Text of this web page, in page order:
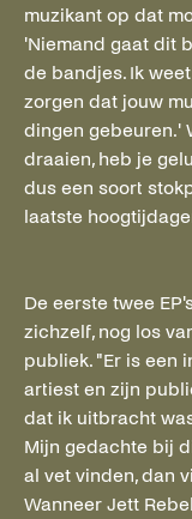
muzikant op dat
'Niemand gaat dit
de bandjes. Ik
zorgen dat jouw
dingen gebeuren.'
draaien, heb je
dus een soort
laatste
De eerste twee
zichzelf, nog los
publiek. "Er is een
artiest en zijn
dat ik uitbracht
Mijn gedachte bij
al vet vinden, dan
Wanneer Jett